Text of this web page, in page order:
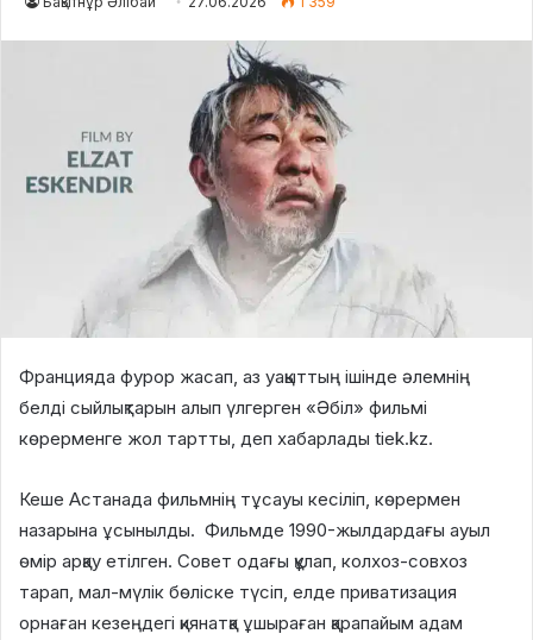
Францияда фурор жасап, аз уақыттың ішінде әлемнің
белді сыйлықтарын алып үлгерген «Әбіл» фильмі
көрерменге жол тартты, деп хабарлады tiek.kz.
Кеше Астанада фильмнің тұсауы кесіліп, көрермен
назарына ұсынылды. Фильмде 1990-жылдардағы ауыл
өмір арқау етілген. Совет одағы құлап, колхоз-совхоз
тарап, мал-мүлік бөліске түсіп, елде приватизация
орнаған кезеңдегі қиянатқа ұшыраған қарапайым адам